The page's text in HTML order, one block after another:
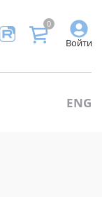
Войти
0
ENG